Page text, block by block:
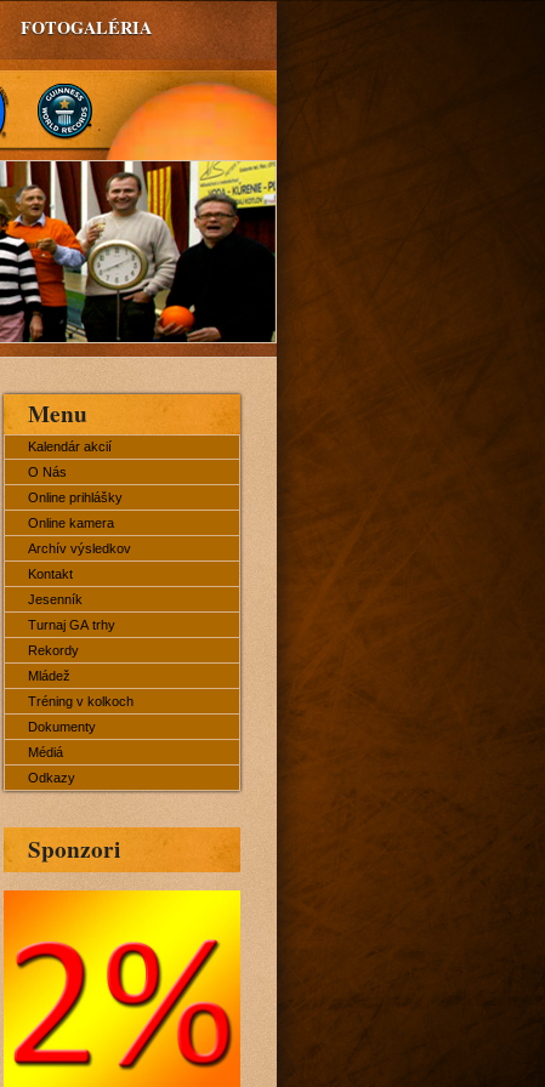
FOTOGALÉRIA
Menu
Kalendár akcií
O Nás
Online prihlášky
Online kamera
Archív výsledkov
Kontakt
Jesenník
Turnaj GA trhy
Rekordy
Mládež
Tréning v kolkoch
Dokumenty
Médiá
Odkazy
Sponzori